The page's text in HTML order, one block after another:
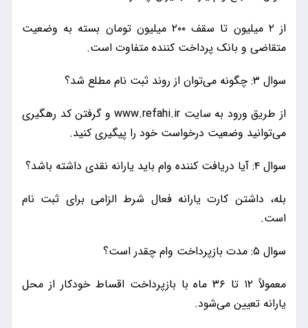
از ۲ میلیون تا سقف ۲۰۰ میلیون تومان بسته به وضعیت
متقاضی و بانک پرداخت کننده متفاوت است.
سوال ۳: چگونه می‌توان از روند ثبت نام مطلع شد؟
از طریق ورود به سایت www.refahi.ir و گرفتن کد رهگیری
می‌توانید وضعیت درخواست خود را پیگیری کنید.
سوال ۴: آیا دریافت کننده وام باید یارانه نقدی داشته باشد؟
بله، داشتن کارت یارانه فعال شرط الزامی برای ثبت نام
است.
سوال ۵: مدت بازپرداخت وام چقدر است؟
معمولاً ۱۲ تا ۳۶ ماه با بازپرداخت اقساط خودکار از محل
یارانه تعیین می‌شود.